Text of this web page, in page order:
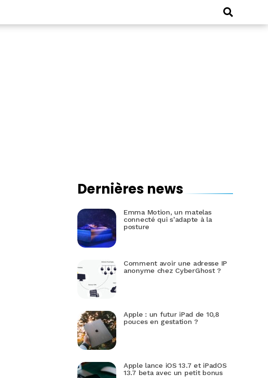
Dernières news
Emma Motion, un matelas
connecté qui s’adapte à la
posture
Comment avoir une adresse IP
anonyme chez CyberGhost ?
Apple : un futur iPad de 10,8
pouces en gestation ?
Apple lance iOS 13.7 et iPadOS
13.7 beta avec un petit bonus